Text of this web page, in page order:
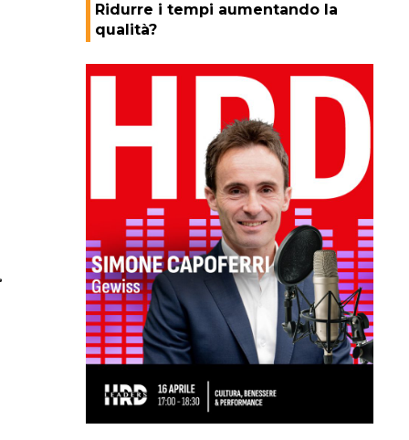
Ridurre i tempi aumentando la
qualità?